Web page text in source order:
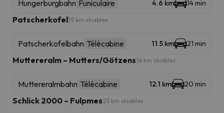
Hungerburgbahn Funiculaire 4.6 km 14 min
Patscherkofel19 km skiables
Patscherkofelbahn Télécabine 11.5 km 21 min
Muttereralm – Mutters/Götzens16 km skiables
Muttereralmbahn Télécabine 12.1 km 20 min
Schlick 2000 – Fulpmes 25 km skiables